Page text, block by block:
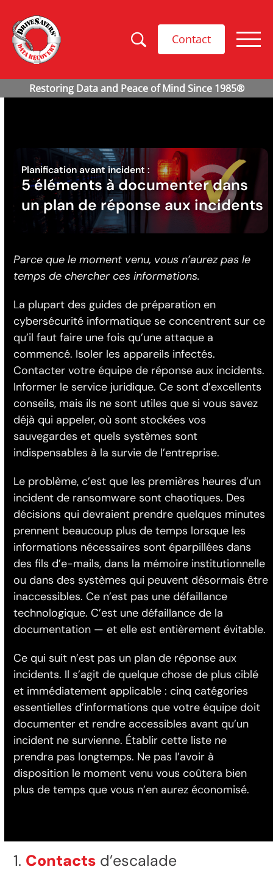
Contact
Planification avant incident :
5 éléments à documenter dans
un plan de réponse aux incidents
Parce que le moment venu, vous n’aurez pas le
temps de chercher ces informations.
La plupart des guides de préparation en
cybersécurité informatique se concentrent sur ce
qu’il faut faire une fois qu’une attaque a
commencé. Isoler les appareils infectés.
Contacter votre équipe de réponse aux incidents.
Informer le service juridique. Ce sont d’excellents
conseils, mais ils ne sont utiles que si vous savez
déjà qui appeler, où sont stockées vos
sauvegardes et quels systèmes sont
indispensables à la survie de l’entreprise.
Le problème, c’est que les premières heures d’un
incident de ransomware sont chaotiques. Des
décisions qui devraient prendre quelques minutes
prennent beaucoup plus de temps lorsque les
informations nécessaires sont éparpillées dans
des fils d’e-mails, dans la mémoire institutionnelle
ou dans des systèmes qui peuvent désormais être
inaccessibles. Ce n’est pas une défaillance
technologique. C’est une défaillance de la
documentation — et elle est entièrement évitable.
Ce qui suit n’est pas un plan de réponse aux
incidents. Il s’agit de quelque chose de plus ciblé
et immédiatement applicable : cinq catégories
essentielles d’informations que votre équipe doit
documenter et rendre accessibles avant qu’un
incident ne survienne. Établir cette liste ne
prendra pas longtemps. Ne pas l’avoir à
disposition le moment venu vous coûtera bien
plus de temps que vous n’en aurez économisé.
1. Contacts d’escalade